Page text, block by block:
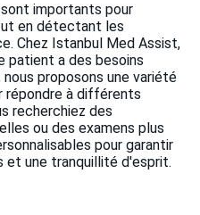
importants pour
en détectant les
Chez Istanbul Med Assist,
patient a des besoins
proposons une variété
à différents
recherchiez des
ou des examens plus
pour garantir
et une tranquillité d'esprit.